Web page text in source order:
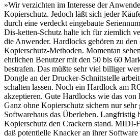
»Wir verzichten im Interesse der
Kopierschutz. Jedoch läßt sich jeder
durch eine verdeckt eingebaute
Dis-ketten-Schutz halte ich für ziemlich
die Anwender. Hardlocks gehören zu den
Kopierschutz-Methoden. Momentan
ehrlichen Benutzer mit den 50 bis 60
bestrafen. Das müßte sehr viel billiger
Dongle an der Drucker-Schnittstelle
schalten lassen. Noch ein Hardlock am
akzeptieren. Gute Hardlocks wie das von
Ganz ohne Kopierschutz sichern nur sehr
Softwarehaus das Überleben. Langfristig
Kopierschutz den Crackern stand. MIDI-
daß potentielle Knacker an ihrer Software